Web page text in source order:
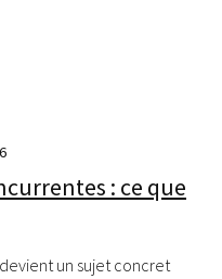
: ce que
un sujet concret